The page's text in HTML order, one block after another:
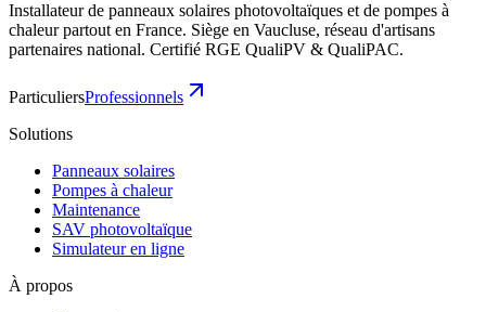
Installateur de panneaux solaires photovoltaïques et de pompes à
chaleur partout en France. Siège en Vaucluse, réseau d'artisans
partenaires national. Certifié RGE QualiPV & QualiPAC.
ParticuliersProfessionnels
Solutions
Panneaux solaires
Pompes à chaleur
Maintenance
SAV photovoltaïque
Simulateur en ligne
À propos